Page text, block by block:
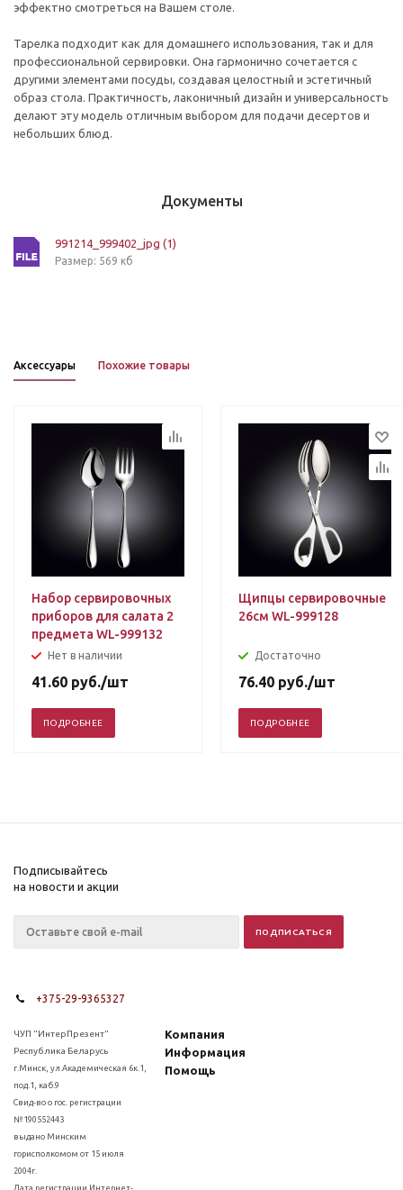
эффектно смотреться на Вашем столе.
Тарелка подходит как для домашнего использования, так и для
профессиональной сервировки. Она гармонично сочетается с
другими элементами посуды, создавая целостный и эстетичный
образ стола. Практичность, лаконичный дизайн и универсальность
делают эту модель отличным выбором для подачи десертов и
небольших блюд.
Документы
991214_999402_jpg (1)
Размер: 569 кб
Аксессуары Похожие товары
Набор сервировочных
приборов для салата 2
предмета WL-999132
Нет в наличии
41.60 руб./шт
ПОДРОБНЕЕ
Щипцы сервировочные
26см WL-999128
Достаточно
76.40 руб./шт
ПОДРОБНЕЕ
Подписывайтесь
на новости и акции
+375-29-9365327
ЧУП "ИнтерПрезент"
Республика Беларусь
г.Минск, ул.Академическая 6к.1,
под.1, каб.9
Свид-во о гос. регистрации
№190552443
выдано Минским
горисполкомом от 15 июля
2004г.
Дата регистрации Интернет-
Компания
Информация
Помощь